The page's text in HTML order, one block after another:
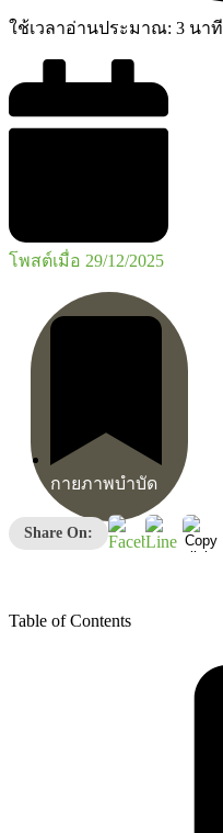
ใช้เวลาอ่านประมาณ: 3 นาที
โพสต์เมื่อ 29/12/2025
กายภาพบำบัด
Share On:
Table of Contents